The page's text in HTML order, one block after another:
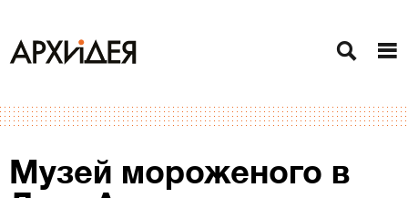
Музей мороженого в